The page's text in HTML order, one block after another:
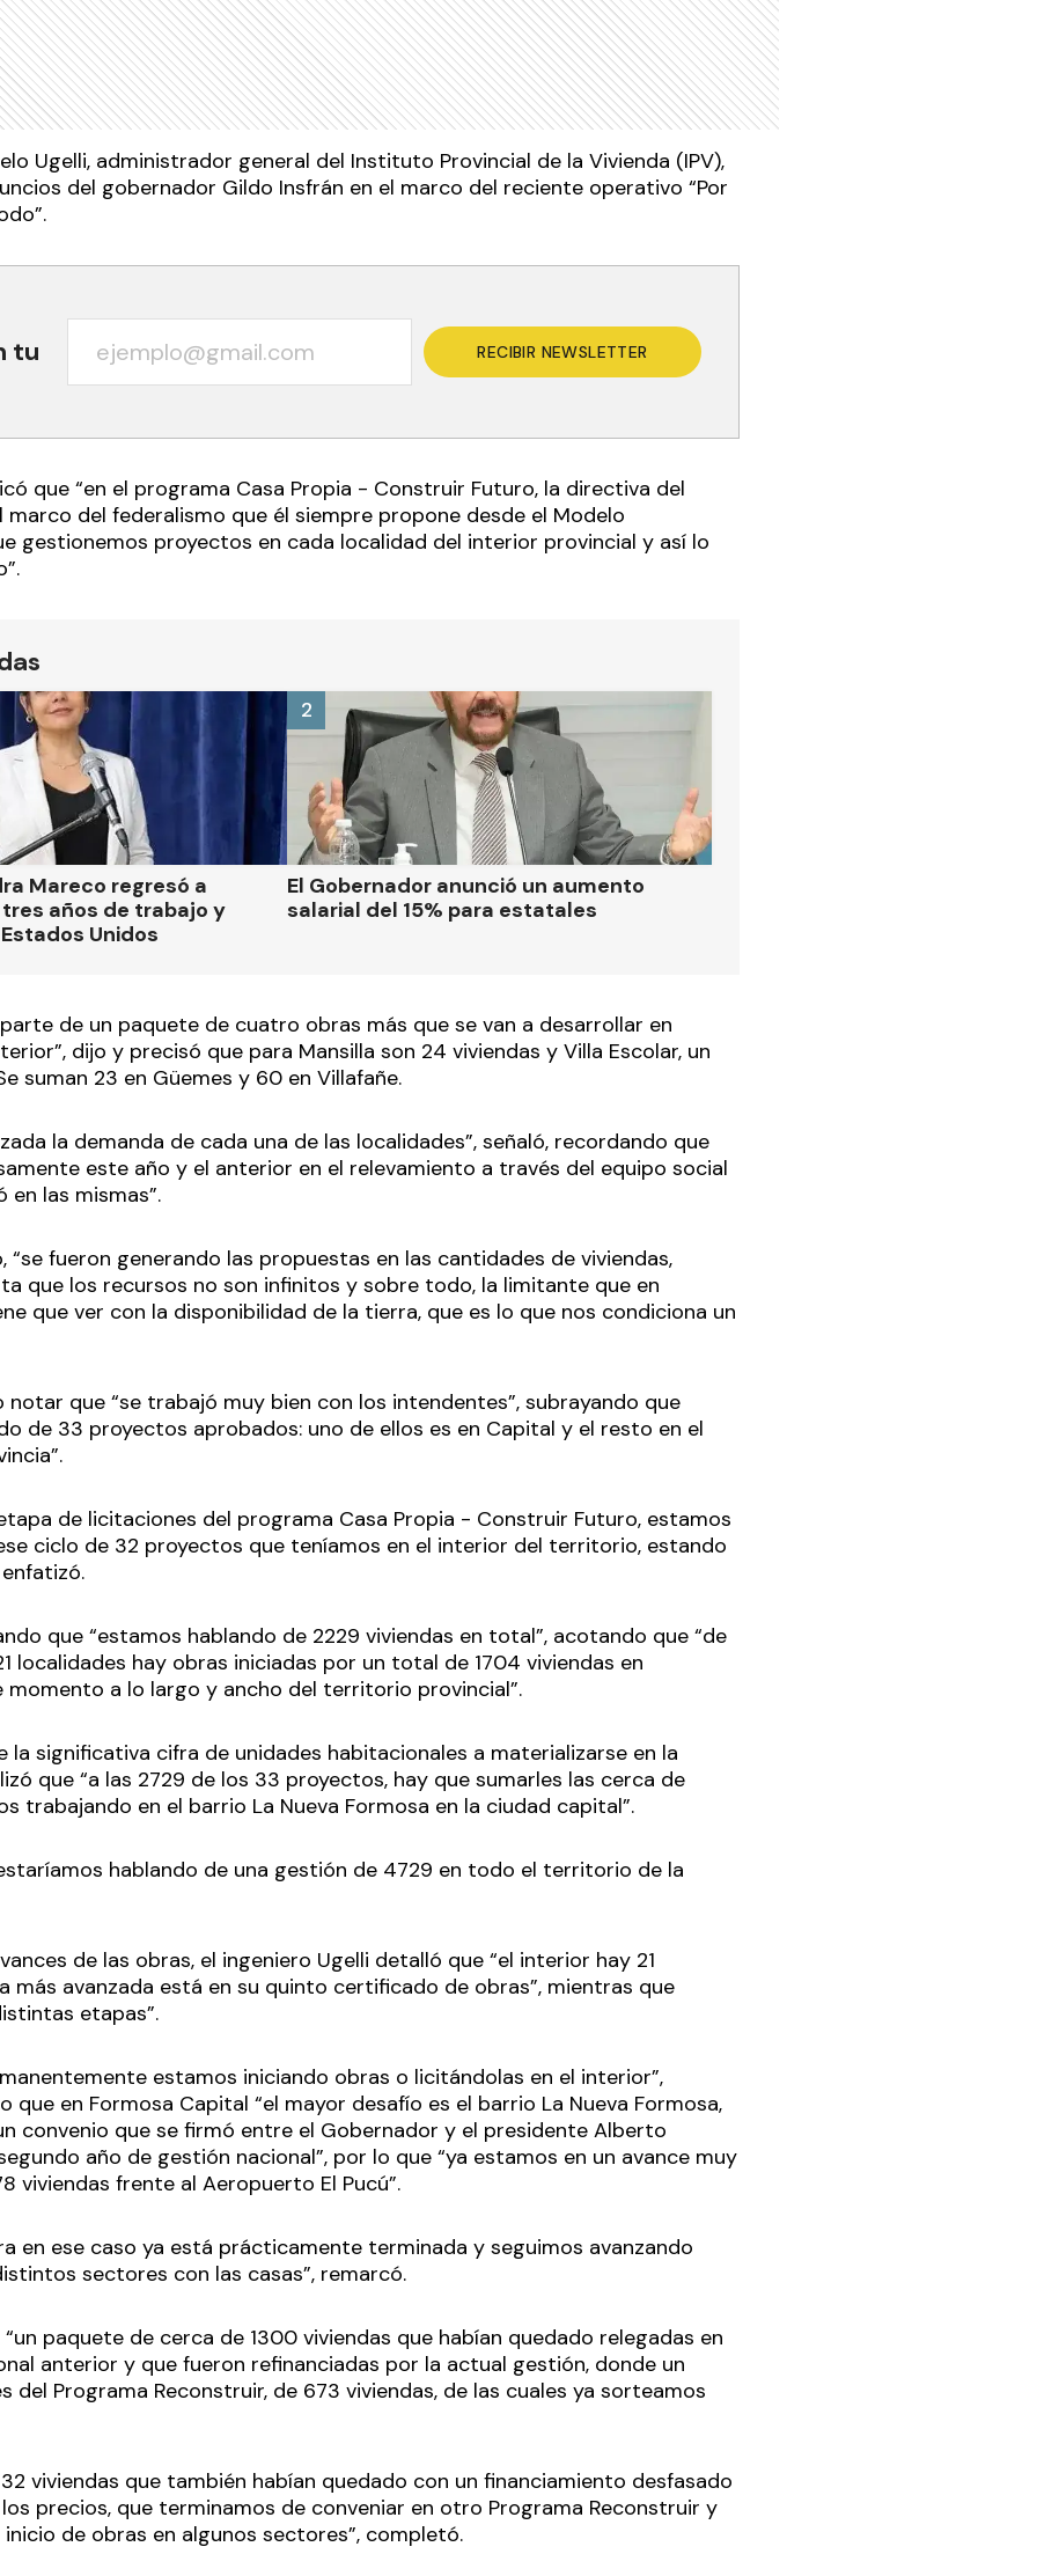
Ugelli, administrador general del Instituto Provincial de la Vivienda (IPV),
del gobernador Gildo Insfrán en el marco del reciente operativo “Por
tu RECIBIR NEWSLETTER
que “en el programa Casa Propia - Construir Futuro, la directiva del
marco del federalismo que él siempre propone desde el Modelo
gestionemos proyectos en cada localidad del interior provincial y así lo
Mareco regresó a
años de trabajo y
Unidos
El Gobernador anunció un aumento
salarial del 15% para estatales
2
de un paquete de cuatro obras más que se van a desarrollar en
dijo y precisó que para Mansilla son 24 viviendas y Villa Escolar, un
suman 23 en Güemes y 60 en Villafañe.
la demanda de cada una de las localidades”, señaló, recordando que
este año y el anterior en el relevamiento a través del equipo social
las mismas”.
“se fueron generando las propuestas en las cantidades de viviendas,
que los recursos no son infinitos y sobre todo, la limitante que en
que ver con la disponibilidad de la tierra, que es lo que nos condiciona un
notar que “se trabajó muy bien con los intendentes”, subrayando que
de 33 proyectos aprobados: uno de ellos es en Capital y el resto en el
de licitaciones del programa Casa Propia - Construir Futuro, estamos
ciclo de 32 proyectos que teníamos en el interior del territorio, estando
que “estamos hablando de 2229 viviendas en total”, acotando que “de
localidades hay obras iniciadas por un total de 1704 viviendas en
momento a lo largo y ancho del territorio provincial”.
la significativa cifra de unidades habitacionales a materializarse en la
que “a las 2729 de los 33 proyectos, hay que sumarles las cerca de
trabajando en el barrio La Nueva Formosa en la ciudad capital”.
hablando de una gestión de 4729 en todo el territorio de la
de las obras, el ingeniero Ugelli detalló que “el interior hay 21
más avanzada está en su quinto certificado de obras”, mientras que
etapas”.
estamos iniciando obras o licitándolas en el interior”,
que en Formosa Capital “el mayor desafío es el barrio La Nueva Formosa,
convenio que se firmó entre el Gobernador y el presidente Alberto
año de gestión nacional”, por lo que “ya estamos en un avance muy
viviendas frente al Aeropuerto El Pucú”.
en ese caso ya está prácticamente terminada y seguimos avanzando
sectores con las casas”, remarcó.
paquete de cerca de 1300 viviendas que habían quedado relegadas en
anterior y que fueron refinanciadas por la actual gestión, donde un
del Programa Reconstruir, de 673 viviendas, de las cuales ya sorteamos
viviendas que también habían quedado con un financiamiento desfasado
precios, que terminamos de conveniar en otro Programa Reconstruir y
de obras en algunos sectores”, completó.